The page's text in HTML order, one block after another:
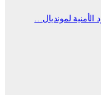
لمونديال…